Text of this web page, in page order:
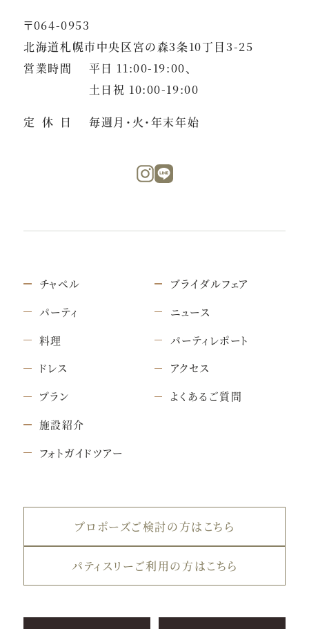
〒064-0953
北海道札幌市中央区宮の森3条10丁目3-25
営業時間
平日 11:00-19:00、
土日祝 10:00-19:00
定休日 毎週月・火・年末年始
チャペル
パーティ
料理
ドレス
プラン
施設紹介
フォトガイドツアー
ブライダルフェア
ニュース
パーティレポート
アクセス
よくあるご質問
プロポーズご検討の方はこちら
パティスリーご利用の方はこちら